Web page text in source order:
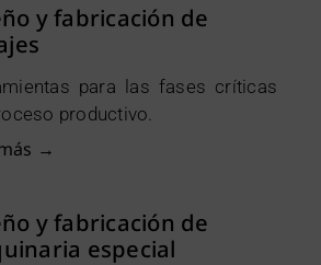
y fabricación de
para las fases críticas
productivo.
→
y fabricación de
especial